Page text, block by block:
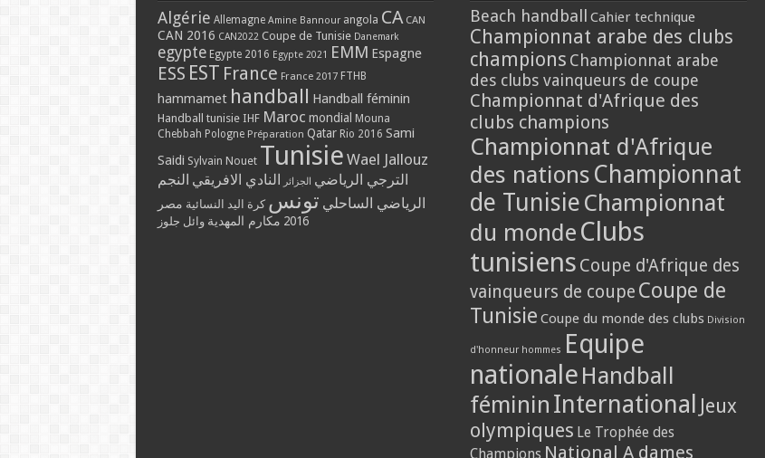
Algérie Allemagne Amine Bannour angola CA CAN
CAN 2016 CAN2022 Coupe de Tunisie Danemark
egypte Egypte 2016 Egypte 2021 EMM Espagne
ESS EST France France 2017 FTHB
hammamet handball Handball féminin
Handball tunisie IHF Maroc mondial Mouna
Chebbah Pologne Préparation Qatar Rio 2016 Sami
Saidi Sylvain Nouet Tunisie Wael Jallouz
الترجي الرياضي الجزائر النادي الافريقي النجم
الرياضي الساحلي تونس كرة اليد النسائية مصر
2016 مكارم المهدية وائل جلوز
Beach handball Cahier technique
Championnat arabe des clubs
champions Championnat arabe
des clubs vainqueurs de coupe
Championnat d'Afrique des
clubs champions
Championnat d'Afrique
des nations Championnat
de Tunisie Championnat
du monde Clubs
tunisiens Coupe d'Afrique des
vainqueurs de coupe Coupe de
Tunisie Coupe du monde des clubs Division
d'honneur hommes Equipe
nationale Handball
féminin International Jeux
olympiques Le Trophée des
Champions National A dames